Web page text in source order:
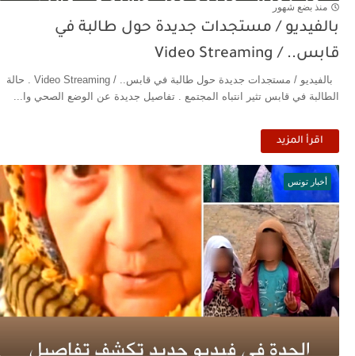
منذ بضع شهور
بالفيديو / مستجدات جديدة حول طالبة في
قابس.. / Video Streaming
بالفيديو / مستجدات جديدة حول طالبة في قابس.. / Video Streaming . حالة
الطالبة في قابس تثير انتباه المجتمع . تفاصيل جديدة عن الوضع الصحي وا...
اقرأ المزيد
أخبار تونس